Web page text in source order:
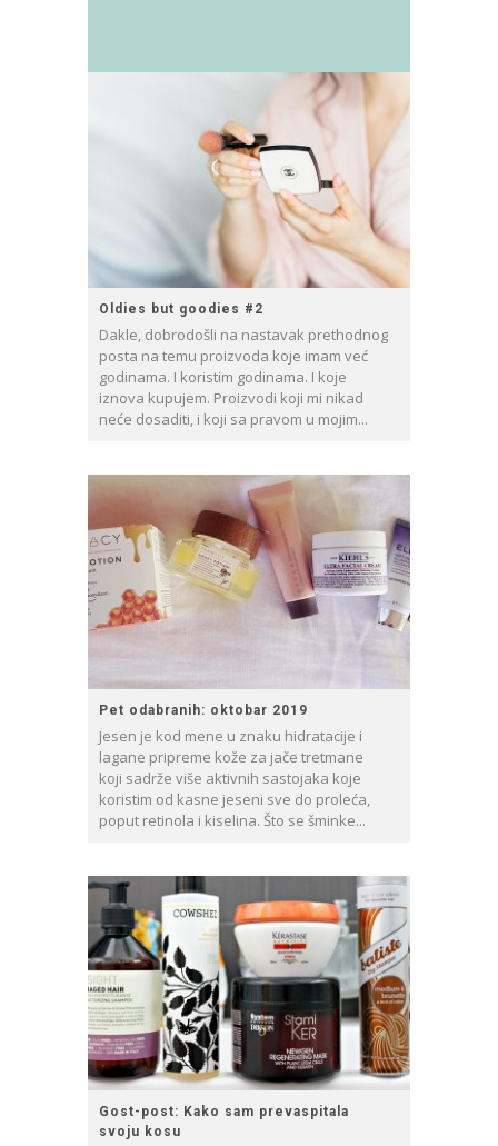
Oldies but goodies #2
Dakle, dobrodošli na nastavak prethodnog
posta na temu proizvoda koje imam već
godinama. I koristim godinama. I koje
iznova kupujem. Proizvodi koji mi nikad
neće dosaditi, i koji sa pravom u mojim...
Pet odabranih: oktobar 2019
Jesen je kod mene u znaku hidratacije i
lagane pripreme kože za jače tretmane
koji sadrže više aktivnih sastojaka koje
koristim od kasne jeseni sve do proleća,
poput retinola i kiselina. Što se šminke...
Gost-post: Kako sam prevaspitala
svoju kosu